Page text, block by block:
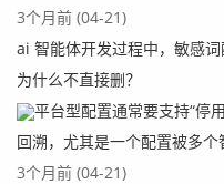
3个月前 (04-21)
ai 智能体开发过程中，敏感
为什么不直接删？
平台型配置通常要支持“停
回溯，尤其是一个配置被多个
3个月前 (04-21)